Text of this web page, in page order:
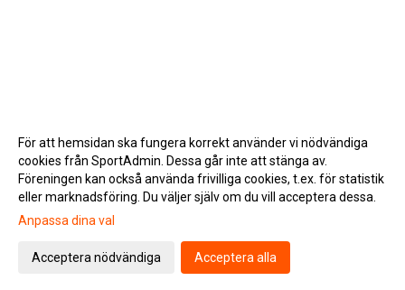
Gå till Webbversion
För att hemsidan ska fungera korrekt använder vi nödvändiga
cookies från SportAdmin. Dessa går inte att stänga av.
Föreningen kan också använda frivilliga cookies, t.ex. för statistik
eller marknadsföring. Du väljer själv om du vill acceptera dessa.
Anpassa dina val
Acceptera nödvändiga Acceptera alla